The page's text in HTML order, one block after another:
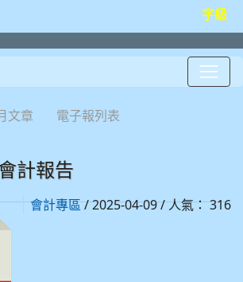
字級
文章 電子報列表
計報告
會計專區/ 2025-04-09 / 人氣： 316